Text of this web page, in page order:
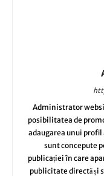
Administrator
posibilitatea de
adaugarea unui
sunt concepute
publicației în care
publicitate directă și